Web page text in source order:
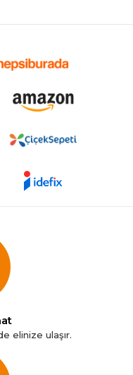
elinize ulaşır.